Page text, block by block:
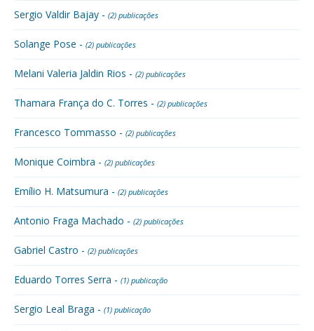
Sergio Valdir Bajay - (2) publicações
Solange Pose - (2) publicações
Melani Valeria Jaldin Rios - (2) publicações
Thamara França do C. Torres - (2) publicações
Francesco Tommasso - (2) publicações
Monique Coimbra - (2) publicações
Emílio H. Matsumura - (2) publicações
Antonio Fraga Machado - (2) publicações
Gabriel Castro - (2) publicações
Eduardo Torres Serra - (1) publicação
Sergio Leal Braga - (1) publicação